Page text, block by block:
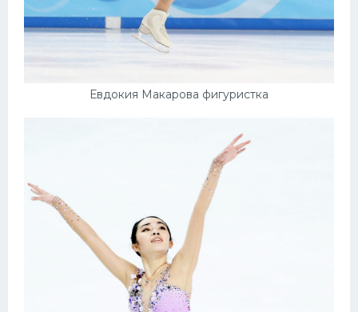
Евдокия Макарова фигуристка